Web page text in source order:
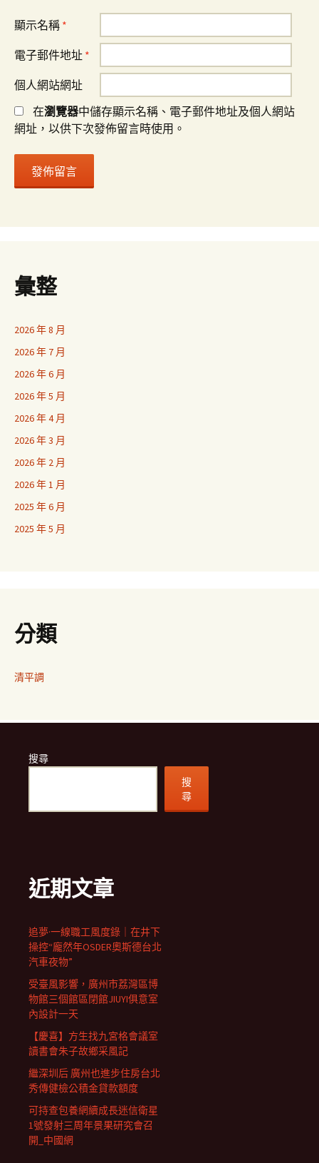
顯示名稱 *
電子郵件地址 *
個人網站網址
在瀏覽器中儲存顯示名稱、電子郵件地址及個人網站
網址，以供下次發佈留言時使用。
彙整
2026 年 8 月
2026 年 7 月
2026 年 6 月
2026 年 5 月
2026 年 4 月
2026 年 3 月
2026 年 2 月
2026 年 1 月
2025 年 6 月
2025 年 5 月
分類
清平調
搜尋
搜
尋
近期文章
追夢·一線職工風度錄｜在井下
操控“龐然年OSDER奧斯德台北
汽車夜物”
受臺風影響，廣州市荔灣區博
物館三個館區閉館JIUYI俱意室
內設計一天
【慶喜】方生找九宮格會議室
讀書會朱子故鄉采風記
繼深圳后 廣州也進步住房台北
秀傳健檢公積金貸款額度
可持查包養網續成長迷信衛星
1號發射三周年景果研究會召
開_中國網